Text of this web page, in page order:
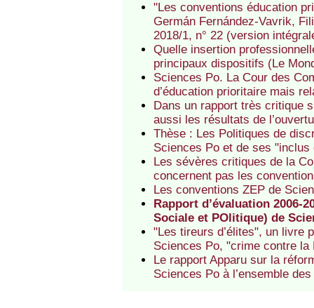
"Les conventions éducation
Germán Fernández-Vavrik,
2018/1, n° 22 (version
Quelle insertion
principaux dispositifs (Le
Sciences Po. La Cour des
d’éducation prioritaire mais
Dans un rapport très critique
aussi les résultats de
Thèse : Les Politiques de
Sciences Po et de ses "inclus
Les sévères critiques de la
concernent pas les
Les conventions ZEP de
Rapport d’évaluation 2006-
Sociale et POlitique) de
"Les tireurs d’élites", un livre
Sciences Po, "crime contre la
Le rapport Apparu sur la
Sciences Po à l’ensemble